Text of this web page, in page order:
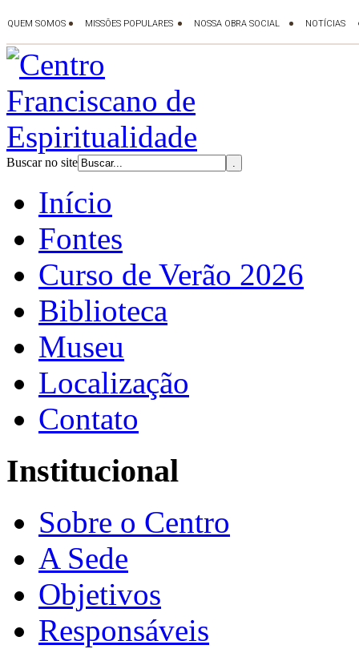
Buscar no site
Início
Fontes
Curso de Verão 2026
Biblioteca
Museu
Localização
Contato
Institucional
Sobre o Centro
A Sede
Objetivos
Responsáveis